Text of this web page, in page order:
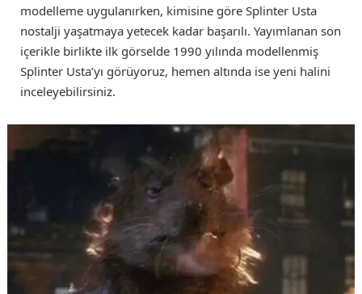
modelleme uygulanırken, kimisine göre Splinter Usta
nostalji yaşatmaya yetecek kadar başarılı. Yayımlanan son
içerikle birlikte ilk görselde 1990 yılında modellenmiş
Splinter Usta’yı görüyoruz, hemen altında ise yeni halini
inceleyebilirsiniz.